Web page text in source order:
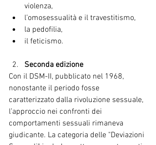
violenza,
l’omosessualità e il travestitismo,
la pedofilia,
il feticismo.
Seconda edizione
Con il DSM-II, pubblicato nel 1968,
nonostante il periodo fosse
caratterizzato dalla rivoluzione sessuale,
l’approccio nei confronti dei
comportamenti sessuali rimaneva
giudicante. La categoria delle "Deviazioni